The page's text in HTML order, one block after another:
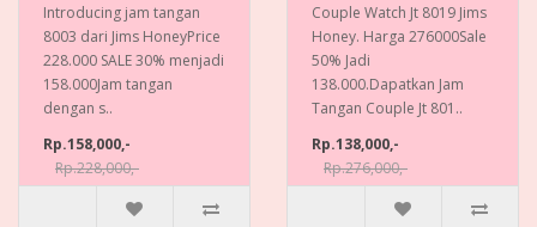
Introducing jam tangan
8003 dari Jims HoneyPrice
228.000 SALE 30% menjadi
158.000Jam tangan
dengan s..
Rp.158,000,-
Rp.228,000,-
Couple Watch Jt 8019 Jims
Honey. Harga 276000Sale
50% Jadi
138.000.Dapatkan Jam
Tangan Couple Jt 801..
Rp.138,000,-
Rp.276,000,-